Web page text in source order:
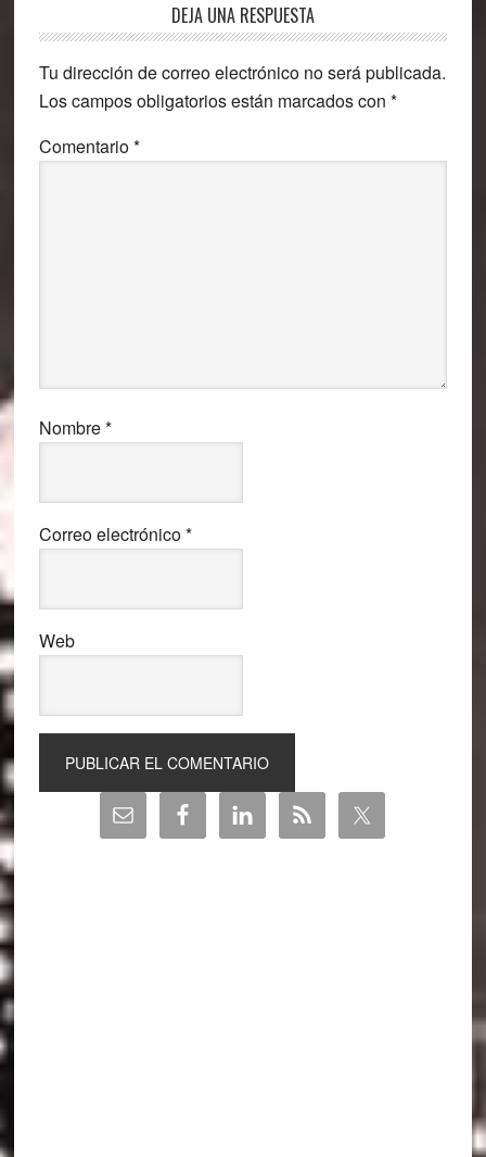
Interacciones
con
los
lectores
DEJA UNA RESPUESTA
Tu dirección de correo electrónico no será publicada.
Los campos obligatorios están marcados con *
Comentario*
Nombre*
Correo electrónico*
Web
Barra
lateral